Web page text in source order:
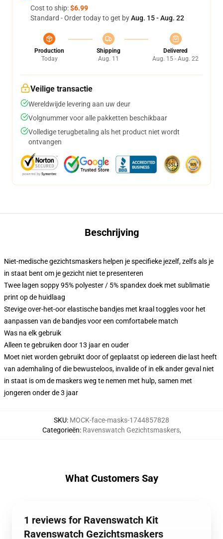
Cost to ship:$6.99
Standard - Order today to get byAug. 15 - Aug. 22
Production
Today
Shipping
Aug. 11
Delivered
Aug. 15 - Aug. 22
Veilige transactie
Wereldwijde levering aan uw deur
Volgnummer voor alle pakketten beschikbaar
Volledige terugbetaling als het product niet wordt
ontvangen
Beschrijving
Niet-medische gezichtsmaskers helpen je specifieke jezelf, zelfs als je
in staat bent om je gezicht niet te presenteren
Twee lagen soppy 95% polyester / 5% spandex doek met sublimatie
print op de huidlaag
Stevige over-het-oor elastische bandjes met kraal toggles voor het
aanpassen van de bandjes voor een comfortabele match
Was na elk gebruik
Alleen te gebruiken door 13 jaar en ouder
Moet niet worden gebruikt door of geplaatst op iedereen die last heeft
van ademhaling of die bewusteloos, invalide of in elk ander geval niet
in staat is om de maskers weg te nemen met hulp, samen met
jongeren onder de 3 jaar
SKU: MOCK-face-masks-1744857828
Categorieën: Ravenswatch Gezichtsmaskers,
What Customers Say
1 reviews for Ravenswatch Kit
Ravenswatch Gezichtsmaskers